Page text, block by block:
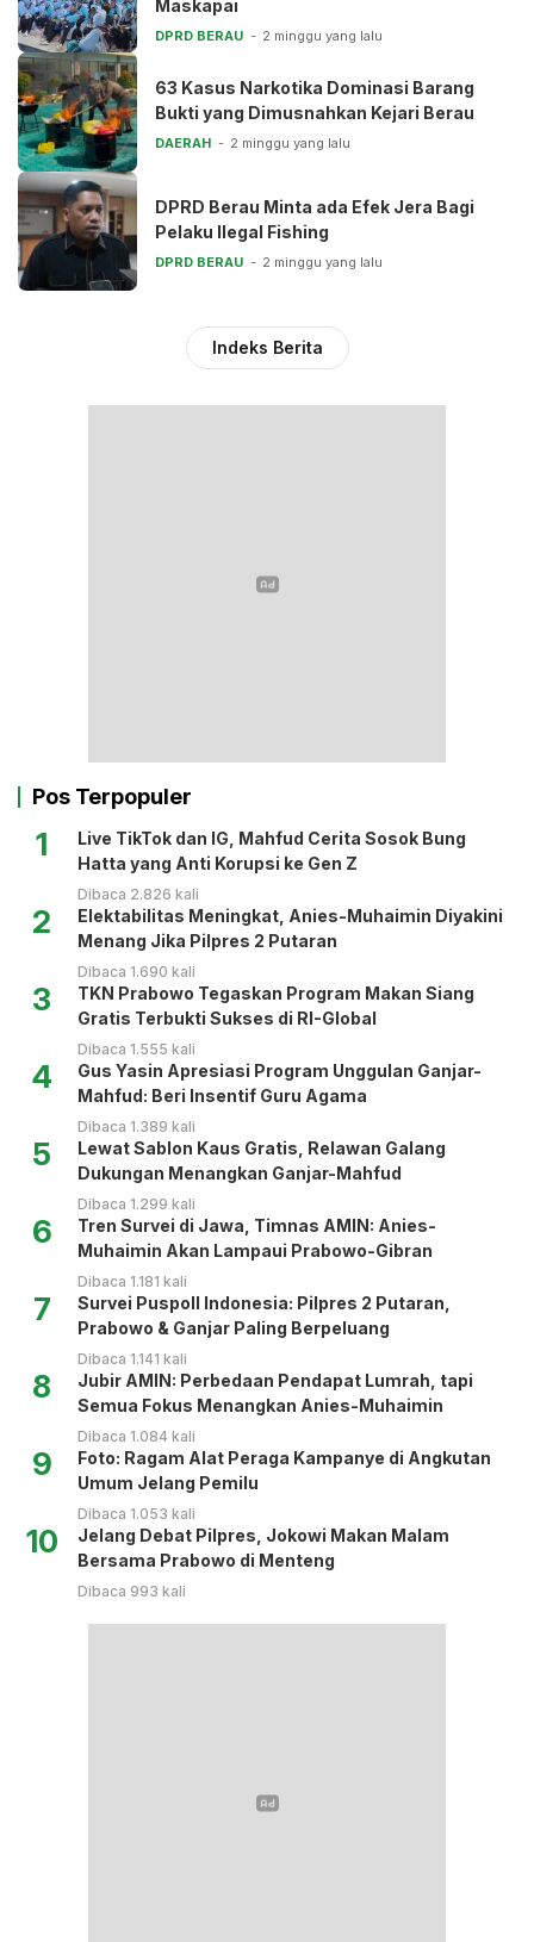
Maskapai
DPRD BERAU 2 minggu yang lalu
63 Kasus Narkotika Dominasi Barang
Bukti yang Dimusnahkan Kejari Berau
DAERAH 2 minggu yang lalu
DPRD Berau Minta ada Efek Jera Bagi
Pelaku Ilegal Fishing
DPRD BERAU 2 minggu yang lalu
Indeks Berita
Pos Terpopuler
1
Live TikTok dan IG, Mahfud Cerita Sosok Bung
Hatta yang Anti Korupsi ke Gen Z
Dibaca 2.826 kali
2
Elektabilitas Meningkat, Anies-Muhaimin Diyakini
Menang Jika Pilpres 2 Putaran
Dibaca 1.690 kali
3
TKN Prabowo Tegaskan Program Makan Siang
Gratis Terbukti Sukses di RI-Global
Dibaca 1.555 kali
4
Gus Yasin Apresiasi Program Unggulan Ganjar-
Mahfud: Beri Insentif Guru Agama
Dibaca 1.389 kali
5
Lewat Sablon Kaus Gratis, Relawan Galang
Dukungan Menangkan Ganjar-Mahfud
Dibaca 1.299 kali
6
Tren Survei di Jawa, Timnas AMIN: Anies-
Muhaimin Akan Lampaui Prabowo-Gibran
Dibaca 1.181 kali
7
Survei Puspoll Indonesia: Pilpres 2 Putaran,
Prabowo & Ganjar Paling Berpeluang
Dibaca 1.141 kali
8
Jubir AMIN: Perbedaan Pendapat Lumrah, tapi
Semua Fokus Menangkan Anies-Muhaimin
Dibaca 1.084 kali
9
Foto: Ragam Alat Peraga Kampanye di Angkutan
Umum Jelang Pemilu
Dibaca 1.053 kali
10
Jelang Debat Pilpres, Jokowi Makan Malam
Bersama Prabowo di Menteng
Dibaca 993 kali